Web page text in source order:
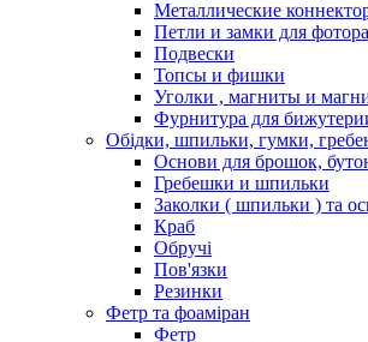
Металлические
Петли и замки для
Подвески
Топсы и фишки
Уголки , магниты и
Фурнитура для
Обідки, шпильки, гумки,
Основи для брошок,
Гребешки и шпильки
Заколки ( шпильки ) та
Краб
Обручі
Пов'язки
Резинки
Фетр та фоаміран
Фетр